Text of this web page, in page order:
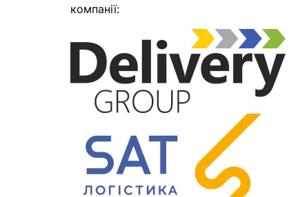
компанії: